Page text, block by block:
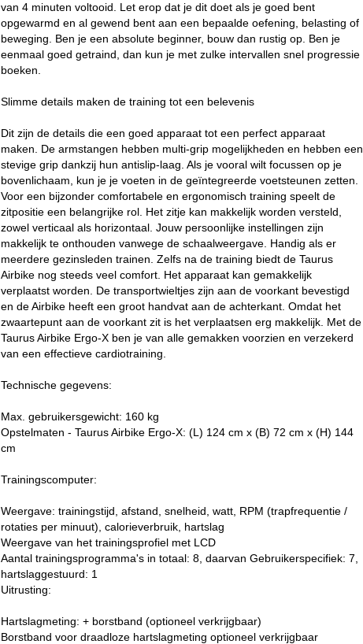
van 4 minuten voltooid. Let erop dat je dit doet als je goed bent
opgewarmd en al gewend bent aan een bepaalde oefening, belasting of
beweging. Ben je een absolute beginner, bouw dan rustig op. Ben je
eenmaal goed getraind, dan kun je met zulke intervallen snel progressie
boeken.
Slimme details maken de training tot een belevenis
Dit zijn de details die een goed apparaat tot een perfect apparaat
maken. De armstangen hebben multi-grip mogelijkheden en hebben een
stevige grip dankzij hun antislip-laag. Als je vooral wilt focussen op je
bovenlichaam, kun je je voeten in de geïntegreerde voetsteunen zetten.
Voor een bijzonder comfortabele en ergonomisch training speelt de
zitpositie een belangrijke rol. Het zitje kan makkelijk worden versteld,
zowel verticaal als horizontaal. Jouw persoonlijke instellingen zijn
makkelijk te onthouden vanwege de schaalweergave. Handig als er
meerdere gezinsleden trainen. Zelfs na de training biedt de Taurus
Airbike nog steeds veel comfort. Het apparaat kan gemakkelijk
verplaatst worden. De transportwieltjes zijn aan de voorkant bevestigd
en de Airbike heeft een groot handvat aan de achterkant. Omdat het
zwaartepunt aan de voorkant zit is het verplaatsen erg makkelijk. Met de
Taurus Airbike Ergo-X ben je van alle gemakken voorzien en verzekerd
van een effectieve cardiotraining.
Technische gegevens:
Max. gebruikersgewicht: 160 kg
Opstelmaten - Taurus Airbike Ergo-X: (L) 124 cm x (B) 72 cm x (H) 144
cm
Trainingscomputer:
Weergave: trainingstijd, afstand, snelheid, watt, RPM (trapfrequentie /
rotaties per minuut), calorieverbruik, hartslag
Weergave van het trainingsprofiel met LCD
Aantal trainingsprogramma's in totaal: 8, daarvan Gebruikerspecifiek: 7,
hartslaggestuurd: 1
Uitrusting:
Hartslagmeting: + borstband (optioneel verkrijgbaar)
Borstband voor draadloze hartslagmeting optioneel verkrijgbaar